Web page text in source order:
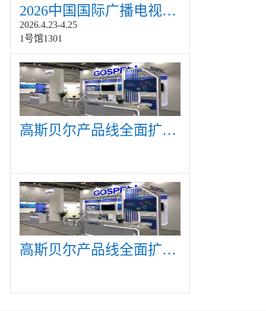
2026中国国际广播电视信息网络展览会展
2026.4.23-4.25
1号馆1301
高斯贝尔产品线全面扩展，众多新产品亮相CommunicAsia 2019
高斯贝尔产品线全面扩展，众多新产品亮相CommunicAsia 2019